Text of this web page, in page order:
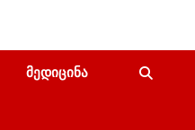
ᲛᲔᲓᲘᲪᲘᲜᲐ